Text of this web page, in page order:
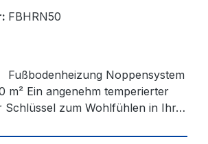
FBHRN50
Fußbodenheizung Noppensystem
m² Ein angenehm temperierter
Schlüssel zum Wohlfühlen in Ihr…